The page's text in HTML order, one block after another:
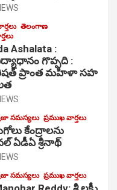
తెలంగాణ
Ashalata :
గొప్పది :
ప్రాంత మహిళా సహ
సమస్యలు ప్రముఖ వార్తలు
కేంద్రాల‌ను
ఏడీఏ శ్రీనాథ్
సమస్యలు ప్రముఖ వార్తలు